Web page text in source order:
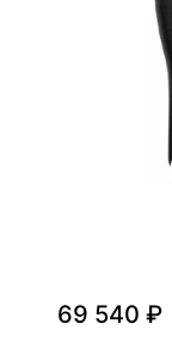
69 540 ₽